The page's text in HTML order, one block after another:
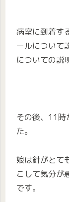
病室に到着す
ールについて
についての説
その後、11時
た。
娘は針がとて
こして気分が
です。